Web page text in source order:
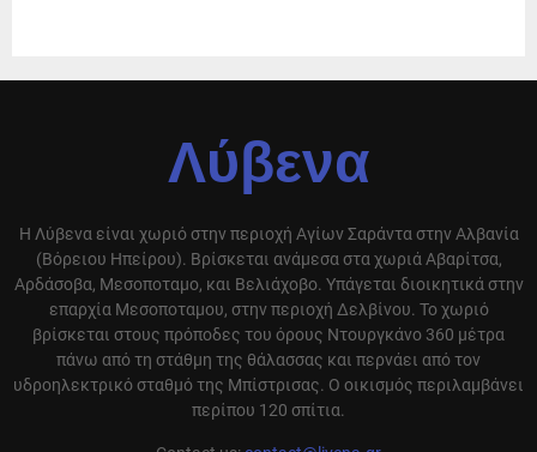
Λύβενα
Η Λύβενα είναι χωριό στην περιοχή Αγίων Σαράντα στην Αλβανία
(Βόρειου Ηπείρου). Βρίσκεται ανάμεσα στα χωριά Αβαρίτσα,
Αρδάσοβα, Μεσοποταμο, και Βελιάχοβο. Υπάγεται διοικητικά στην
επαρχία Μεσοποταμου, στην περιοχή Δελβίνου. Το χωριό
βρίσκεται στους πρόποδες του όρους Ντουργκάνο 360 μέτρα
πάνω από τη στάθμη της θάλασσας και περνάει από τον
υδροηλεκτρικό σταθμό της Μπίστρισας. Ο οικισμός περιλαμβάνει
περίπου 120 σπίτια.